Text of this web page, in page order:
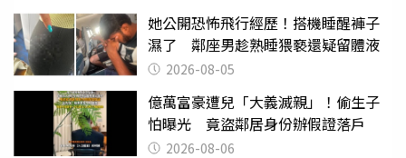
她公開恐怖飛行經歷！搭機睡醒褲子
濕了 鄰座男趁熟睡猥褻還疑留體液
2026-08-05
億萬富豪遭兒「大義滅親」！偷生子
怕曝光 竟盜鄰居身份辦假證落戶
2026-08-06